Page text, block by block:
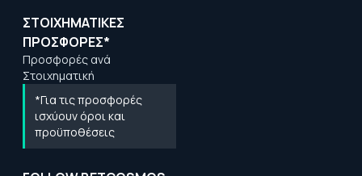
ΣΤΟΙΧΗΜΑΤΙΚΕΣ
ΠΡΟΣΦΟΡΕΣ*
Προσφορές ανά
Στοιχηματική
*Για τις προσφορές
ισχύουν όροι και
προϋποθέσεις